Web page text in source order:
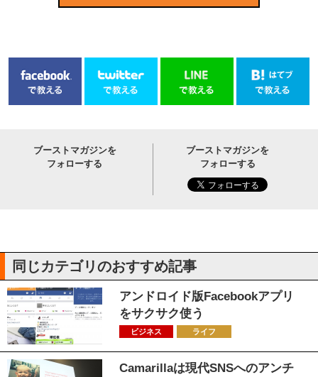
ブーストマガジンを
フォローする
ブーストマガジンを
フォローする
同じカテゴリのおすすめ記事
アンドロイド版Facebookアプリ
をサクサク使う
ビジネス ライフ
Camarillaは現代SNSへのアンチ